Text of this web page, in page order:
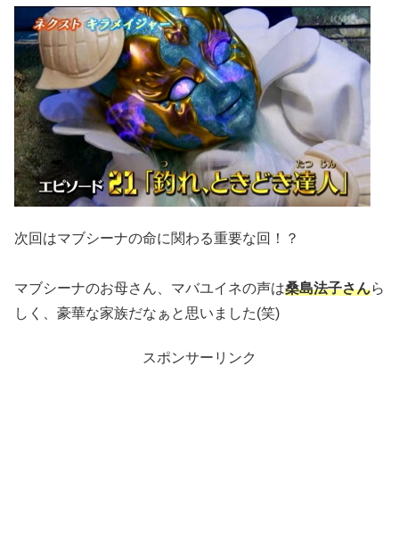
次回はマブシーナの命に関わる重要な回！？
マブシーナのお母さん、マバユイネの声は桑島法子さんら
しく、豪華な家族だなぁと思いました(笑)
スポンサーリンク